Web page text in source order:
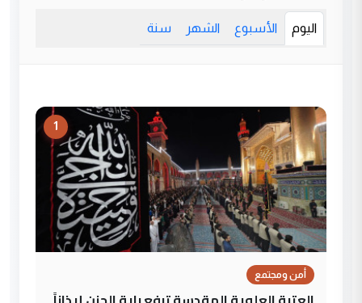
اليوم الأسبوع الشهر سنة
1
أمن ومجتمع